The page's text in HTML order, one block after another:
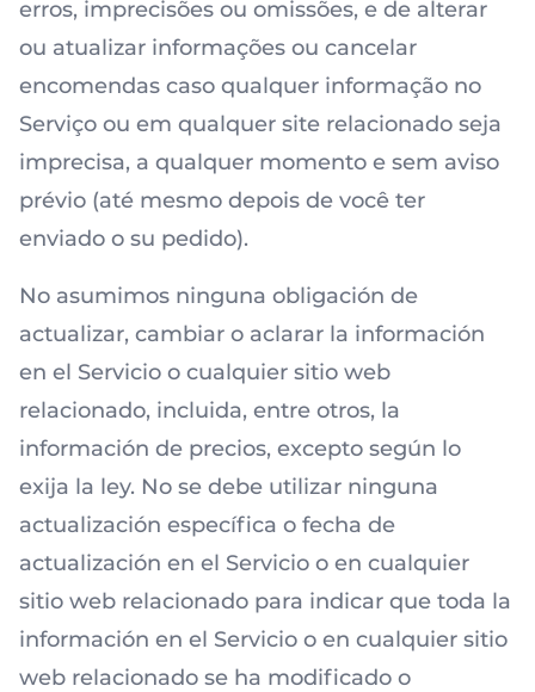
erros, imprecisões ou omissões, e de alterar
ou atualizar informações ou cancelar
encomendas caso qualquer informação no
Serviço ou em qualquer site relacionado seja
imprecisa, a qualquer momento e sem aviso
prévio (até mesmo depois de você ter
enviado o su pedido).
No asumimos ninguna obligación de
actualizar, cambiar o aclarar la información
en el Servicio o cualquier sitio web
relacionado, incluida, entre otros, la
información de precios, excepto según lo
exija la ley. No se debe utilizar ninguna
actualización específica o fecha de
actualización en el Servicio o en cualquier
sitio web relacionado para indicar que toda la
información en el Servicio o en cualquier sitio
web relacionado se ha modificado o